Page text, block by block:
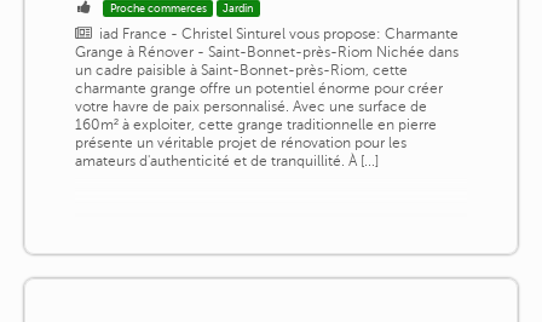
Proche commerces Jardin
iad France - Christel Sinturel vous propose: Charmante
Grange à Rénover - Saint-Bonnet-près-Riom Nichée dans
un cadre paisible à Saint-Bonnet-près-Riom, cette
charmante grange offre un potentiel énorme pour créer
votre havre de paix personnalisé. Avec une surface de
160m² à exploiter, cette grange traditionnelle en pierre
présente un véritable projet de rénovation pour les
amateurs d'authenticité et de tranquillité. À [...]